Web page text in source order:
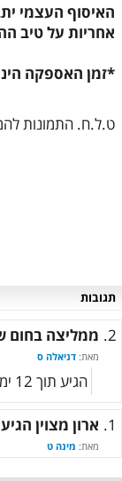
האיסוף העצמי
אחריות על טיב
*זמן האספקה
ט.ל.ח. התמונות
תגובות
2. ממליצה בחום
מאת: דניאלה ס
הגיע תוך 12 ימים מתקין מקצועי שעשה עבודה מעולה
1. ארון מצוין
מאת: מינה ט